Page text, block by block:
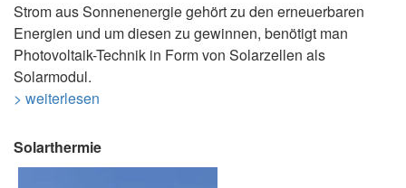
Strom aus Sonnenenergie gehört zu den erneuerbaren
Energien und um diesen zu gewinnen, benötigt man
Photovoltaik-Technik in Form von Solarzellen als
Solarmodul.
> weiterlesen
Solarthermie